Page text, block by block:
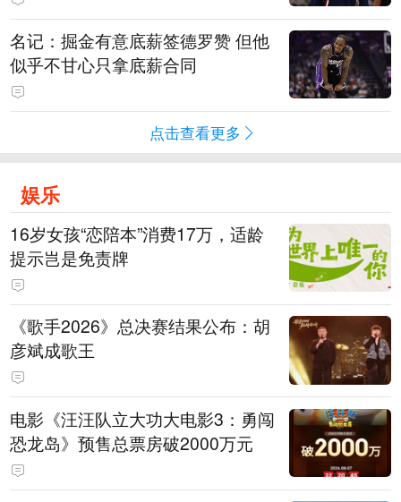
名记：掘金有意底薪签德罗赞 但他
似乎不甘心只拿底薪合同
点击查看更多
娱乐
16岁女孩“恋陪本”消费17万，适龄
提示岂是免责牌
《歌手2026》总决赛结果公布：胡
彦斌成歌王
电影《汪汪队立大功大电影3：勇闯
恐龙岛》预售总票房破2000万元